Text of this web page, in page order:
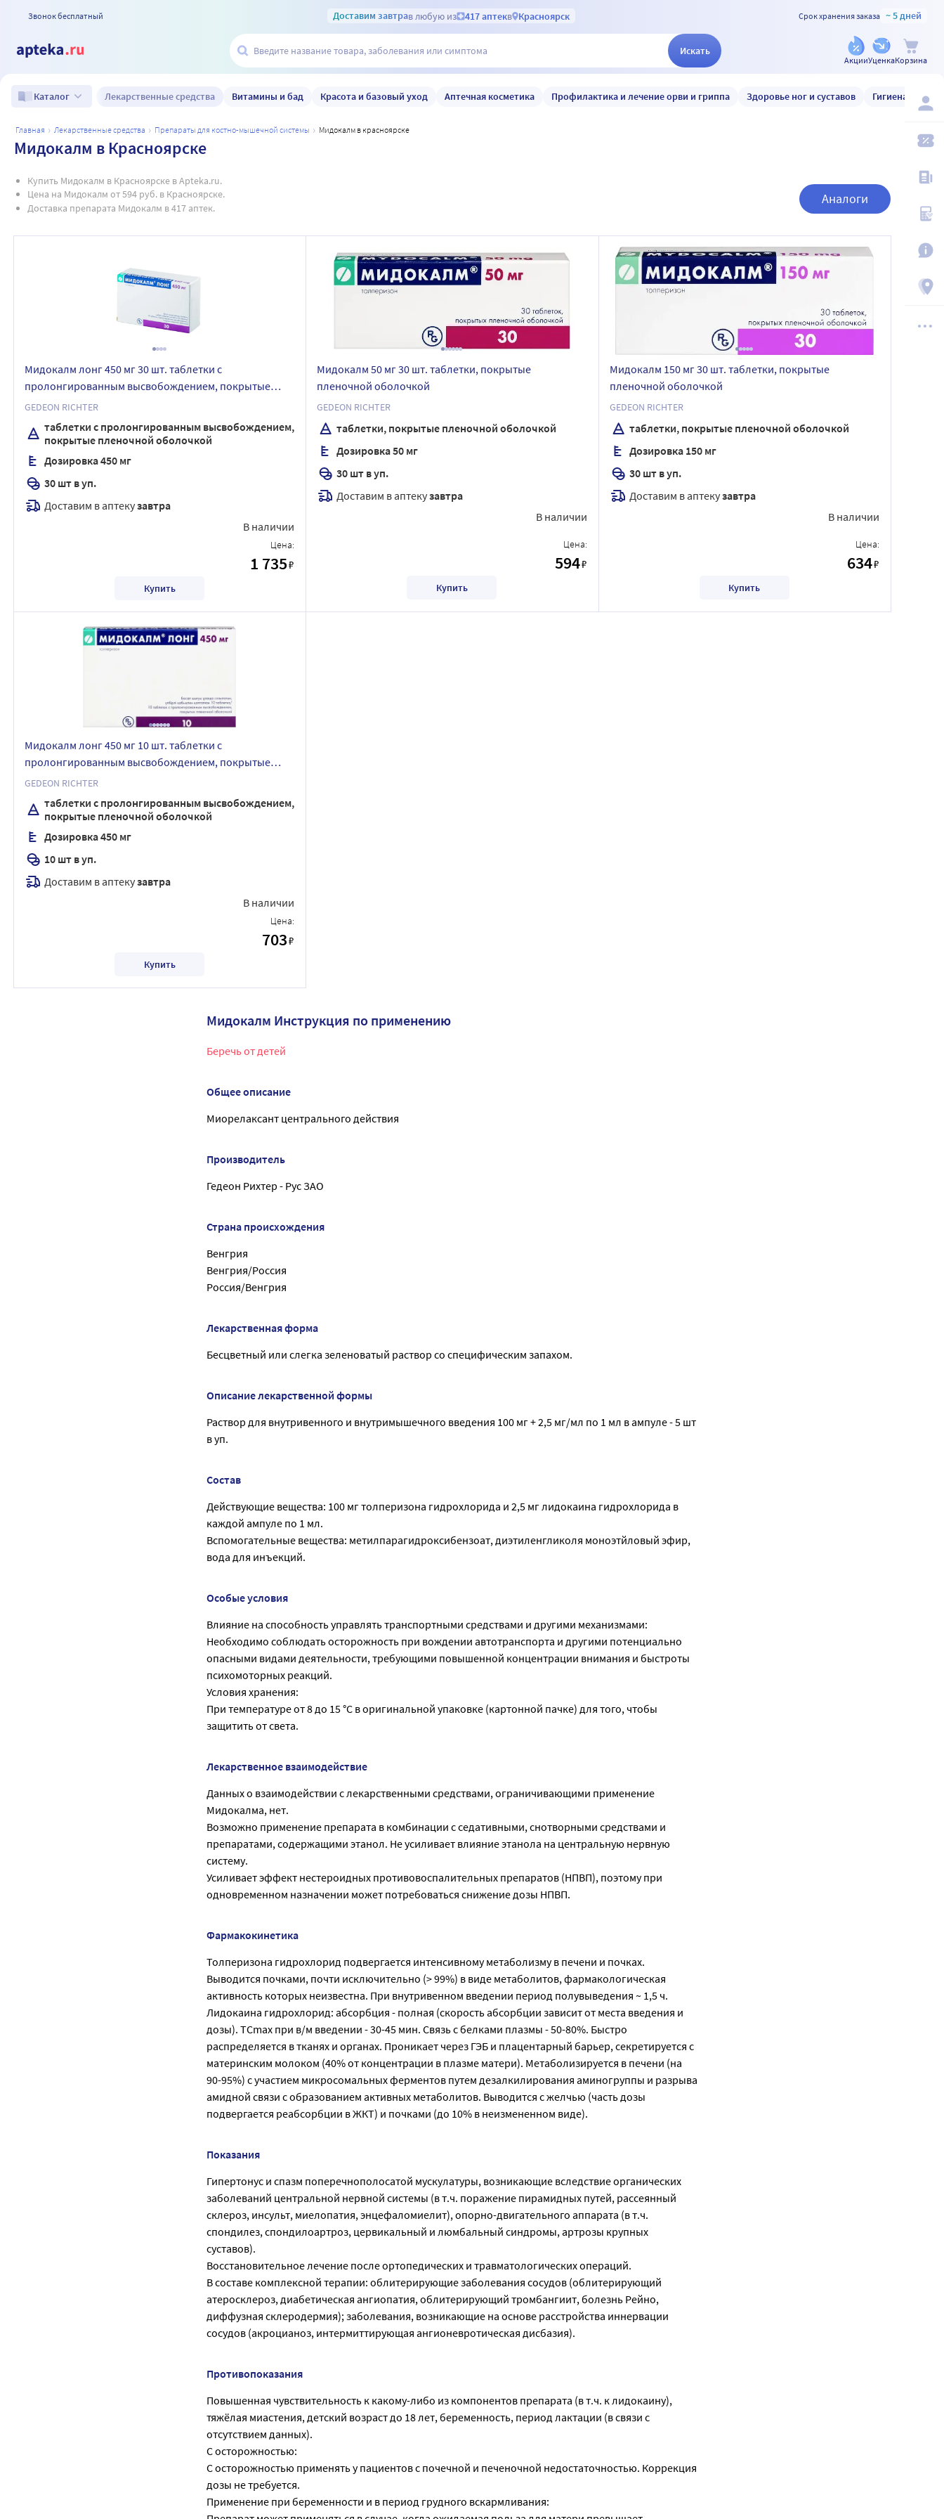
Звонок бесплатный Доставим завтрав любую из 417 аптекв Красноярск Срок хранения заказа ~ 5 дней
Искать
АкцииУценкаКорзина
Каталог Лекарственные средства Витамины и бад Красота и базовый уход Аптечная косметика Профилактика и лечение орви и гриппа Здоровье ног и суставов Гигиена и уход
главная лекарственные средства препараты для костно-мышечной системы мидокалм в красноярске
Мидокалм в Красноярске
Купить Мидокалм в Красноярске в Apteka.ru.
Цена на Мидокалм от 594 руб. в Красноярске.
Доставка препарата Мидокалм в 417 аптек.
Аналоги
Мидокалм лонг 450 мг 30 шт. таблетки с
пролонгированным высвобождением, покрытые
пленочной оболочкой
GEDEON RICHTER
таблетки с пролонгированным высвобождением,
покрытые пленочной оболочкой
Дозировка 450 мг
30 шт в уп.
Доставим в аптекузавтра
В наличии
Цена:
1 735₽
Купить
Мидокалм 50 мг 30 шт. таблетки, покрытые
пленочной оболочкой
GEDEON RICHTER
таблетки, покрытые пленочной оболочкой
Дозировка 50 мг
30 шт в уп.
Доставим в аптекузавтра
В наличии
Цена:
594₽
Купить
Мидокалм 150 мг 30 шт. таблетки, покрытые
пленочной оболочкой
GEDEON RICHTER
таблетки, покрытые пленочной оболочкой
Дозировка 150 мг
30 шт в уп.
Доставим в аптекузавтра
В наличии
Цена:
634₽
Купить
Мидокалм лонг 450 мг 10 шт. таблетки с
пролонгированным высвобождением, покрытые
пленочной оболочкой
GEDEON RICHTER
таблетки с пролонгированным высвобождением,
покрытые пленочной оболочкой
Дозировка 450 мг
10 шт в уп.
Доставим в аптекузавтра
В наличии
Цена:
703₽
Купить
Мидокалм Инструкция по применению
Беречь от детей
Общее описание
Миорелаксант центрального действия
Производитель
Гедеон Рихтер - Рус ЗАО
Страна происхождения
Венгрия
Венгрия/Россия
Россия/Венгрия
Лекарственная форма
Бесцветный или слегка зеленоватый раствор со специфическим запахом.
Описание лекарственной формы
Раствор для внутривенного и внутримышечного введения 100 мг + 2,5 мг/мл по 1 мл в ампуле - 5 шт
в уп.
Состав
Действующие вещества: 100 мг толперизона гидрохлорида и 2,5 мг лидокаина гидрохлорида в
каждой ампуле по 1 мл.
Вспомогательные вещества: метилпарагидроксибензоат, диэтиленгликоля моноэтйловый эфир,
вода для инъекций.
Особые условия
Влияние на способность управлять транспортными средствами и другими механизмами:
Необходимо соблюдать осторожность при вождении автотранспорта и другими потенциально
опасными видами деятельности, требующими повышенной концентрации внимания и быстроты
психомоторных реакций.
Условия хранения:
При температуре от 8 до 15 °С в оригинальной упаковке (картонной пачке) для того, чтобы
защитить от света.
Лекарственное взаимодействие
Данных о взаимодействии с лекарственными средствами, ограничивающими применение
Мидокалма, нет.
Возможно применение препарата в комбинации с седативными, снотворными средствами и
препаратами, содержащими этанол. Не усиливает влияние этанола на центральную нервную
систему.
Усиливает эффект нестероидных противовоспалительных препаратов (НПВП), поэтому при
одновременном назначении может потребоваться снижение дозы НПВП.
Фармакокинетика
Толперизона гидрохлорид подвергается интенсивному метаболизму в печени и почках.
Выводится почками, почти исключительно (> 99%) в виде метаболитов, фармакологическая
активность которых неизвестна. При внутривенном введении период полувыведения ~ 1,5 ч.
Лидокаина гидрохлорид: абсорбция - полная (скорость абсорбции зависит от места введения и
дозы). ТСmах при в/м введении - 30-45 мин. Связь с белками плазмы - 50-80%. Быстро
распределяется в тканях и органах. Проникает через ГЭБ и плацентарный барьер, секретируется с
материнским молоком (40% от концентрации в плазме матери). Метаболизируется в печени (на
90-95%) с участием микросомальных ферментов путем дезалкилирования аминогруппы и разрыва
амидной связи с образованием активных метаболитов. Выводится с желчью (часть дозы
подвергается реабсорбции в ЖКТ) и почками (до 10% в неизмененном виде).
Показания
Гипертонус и спазм поперечнополосатой мускулатуры, возникающие вследствие органических
заболеваний центральной нервной системы (в т.ч. поражение пирамидных путей, рассеянный
склероз, инсульт, миелопатия, энцефаломиелит), опорно-двигательного аппарата (в т.ч.
спондилез, спондилоартроз, цервикальный и люмбальный синдромы, артрозы крупных
суставов).
Восстановительное лечение после ортопедических и травматологических операций.
В составе комплексной терапии: облитерирующие заболевания сосудов (облитерирующий
атеросклероз, диабетическая ангиопатия, облитерирующий тромбангиит, болезнь Рейно,
диффузная склеродермия); заболевания, возникающие на основе расстройства иннервации
сосудов (акроцианоз, интермиттирующая ангионевротическая дисбазия).
Противопоказания
Повышенная чувствительность к какому-либо из компонентов препарата (в т.ч. к лидокаину),
тяжёлая миастения, детский возраст до 18 лет, беременность, период лактации (в связи с
отсутствием данных).
С осторожностью:
С осторожностью применять у пациентов с почечной и печеночной недостаточностью. Коррекция
дозы не требуется.
Применение при беременности и в период грудного вскармливания: